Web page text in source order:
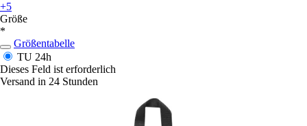
+5
Größe
*
Größentabelle
TU 24h
Dieses Feld ist erforderlich
Versand in 24 Stunden